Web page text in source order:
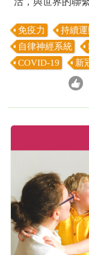
免疫力 持續運
自律神經系統
COVID-19
新